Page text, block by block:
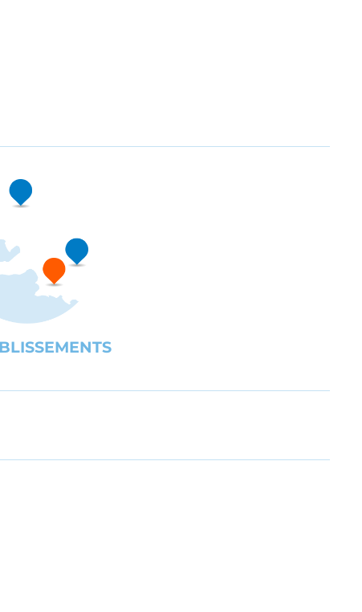
des personnes en situation de handicap ou en